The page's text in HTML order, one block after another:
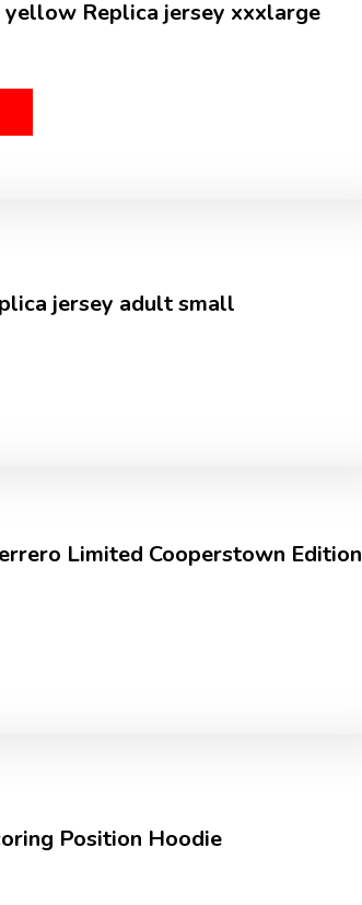
yellow Replica jersey xxxlarge
jersey adult small
Limited Cooperstown Edition
Position Hoodie